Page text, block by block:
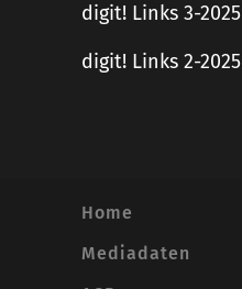
digit! Links 3-2025
digit! Links 2-2025
Home
Mediadaten